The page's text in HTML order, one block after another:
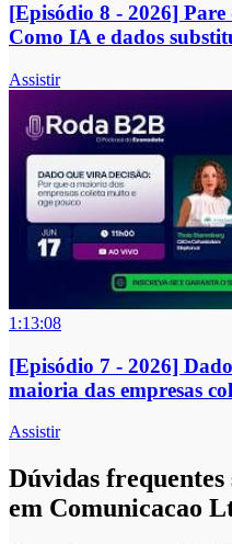
[Episódio 8 - 2026]
Como IA e dados
Assistir
1:13:08
[Episódio 7 - 2026]
maioria das empresas
Assistir
Dúvidas frequentes
em Comunicacao